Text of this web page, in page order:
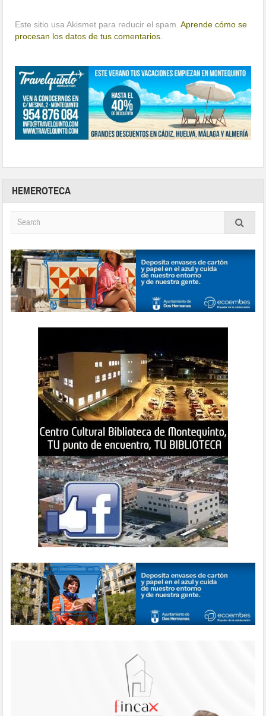
Este sitio usa Akismet para reducir el spam.Aprende cómo se
procesan los datos de tus comentarios.
HEMEROTECA